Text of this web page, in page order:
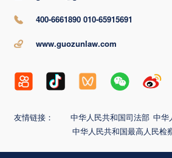
400-6661890 010-65915691
www.guozunlaw.com
友情链接： 中华人民共和国司法部 中华
中华人民共和国最高人民检